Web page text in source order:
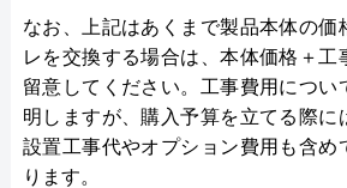
なお、上記はあくまで製品本体の価
レを交換する場合は、本体価格＋工
留意してください。工事費用につい
明しますが、購入予算を立てる際に
設置工事代やオプション費用も含め
ります。